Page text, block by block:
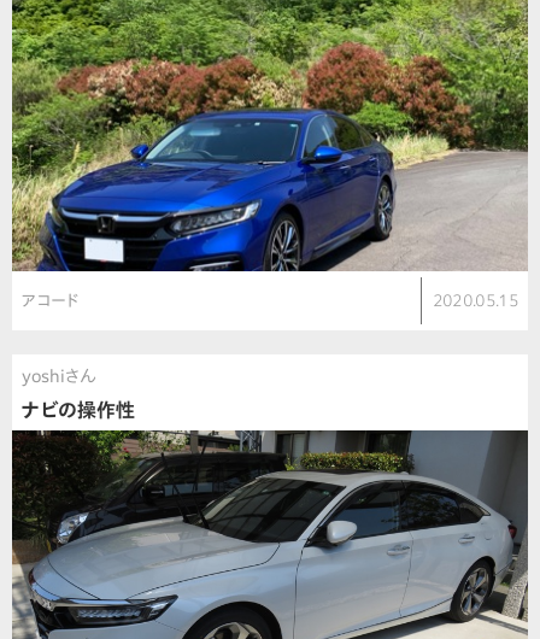
アコード 2020.05.15
yoshiさん
ナビの操作性